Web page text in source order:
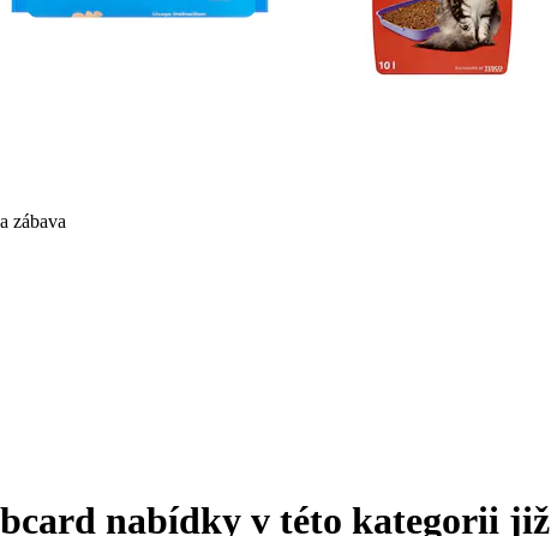
zábava
nabídky v této kategorii